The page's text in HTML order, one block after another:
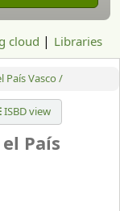
cloud Libraries
País Vasco /
ISBD view
País